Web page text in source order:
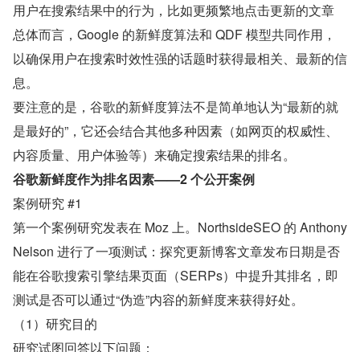
用户在搜索结果中的行为，比如更频繁地点击更新的文章
总体而言，Google 的新鲜度算法和 QDF 模型共同作用，
以确保用户在搜索时效性强的话题时获得最相关、最新的信
息。
要注意的是，谷歌的新鲜度算法不是简单地认为“最新的就
是最好的”，它还会结合其他多种因素（如网页的权威性、
内容质量、用户体验等）来确定搜索结果的排名。
谷歌新鲜度作为排名因素——2 个公开案例
案例研究 #1
第一个案例研究发表在 Moz 上。NorthsideSEO 的 Anthony
Nelson 进行了一项测试：探究更新博客文章发布日期是否
能在谷歌搜索引擎结果页面（SERPs）中提升其排名，即
测试是否可以通过“伪造”内容的新鲜度来获得好处。
（1）研究目的
研究试图回答以下问题：